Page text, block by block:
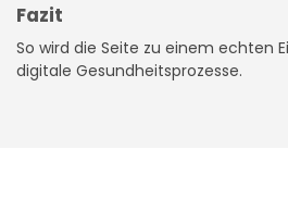
Fazit
So wird die Seite zu einem echten
digitale Gesundheitsprozesse.